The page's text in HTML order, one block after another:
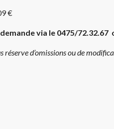
€
via le 0475/72.32.67
réserve d’omissions ou de